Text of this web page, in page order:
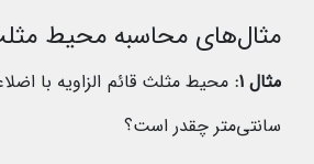
مثال‌های محاسبه محیط مثلث
مثال 1:
سانتی‌متر چقدر است؟